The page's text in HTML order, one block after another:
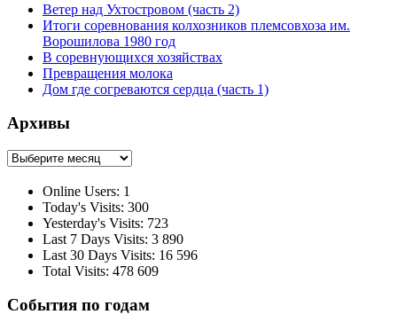
Ветер над Ухтостровом (часть 2)
Итоги соревнования колхозников племсовхоза им.
Ворошилова 1980 год
В соревнующихся хозяйствах
Превращения молока
Дом где согреваются сердца (часть 1)
Архивы
Архивы
Online Users: 1
Today's Visits: 300
Yesterday's Visits: 723
Last 7 Days Visits: 3 890
Last 30 Days Visits: 16 596
Total Visits: 478 609
События по годам